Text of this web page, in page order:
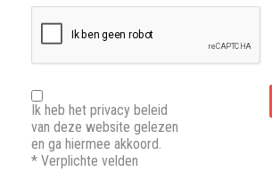
Ik heb het privacy beleid
van deze website gelezen
en ga hiermee akkoord.
* Verplichte velden